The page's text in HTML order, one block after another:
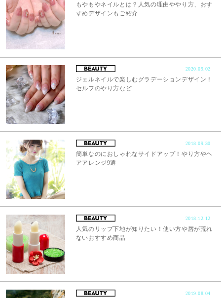
もやもやネイルとは？人気の理由ややり方、おす
すめデザインもご紹介
2020.09.02
ジェルネイルで楽しむグラデーションデザイン！
セルフのやり方など
2018.09.30
簡単なのにおしゃれなサイドアップ！やり方やヘ
アアレンジ9選
2018.12.12
人気のリップ下地が知りたい！使い方や唇が荒れ
ないおすすめ商品
2019.08.04